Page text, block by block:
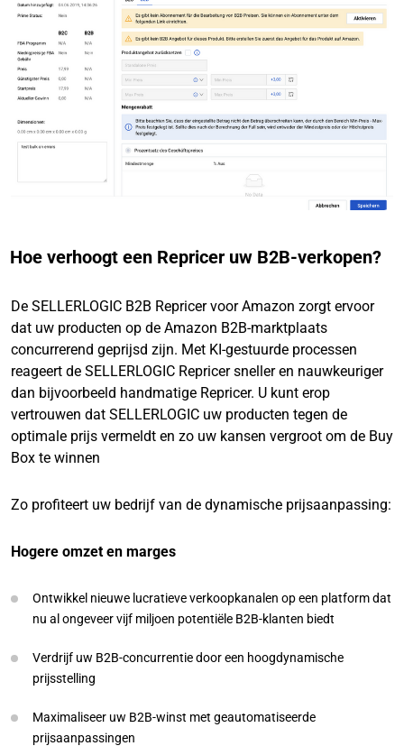
Hoe verhoogt een Repricer uw B2B-verkopen?
De SELLERLOGIC B2B Repricer voor Amazon zorgt ervoor
dat uw producten op de Amazon B2B-marktplaats
concurrerend geprijsd zijn. Met KI-gestuurde processen
reageert de SELLERLOGIC Repricer sneller en nauwkeuriger
dan bijvoorbeeld handmatige Repricer. U kunt erop
vertrouwen dat SELLERLOGIC uw producten tegen de
optimale prijs vermeldt en zo uw kansen vergroot om de Buy
Box te winnen
Zo profiteert uw bedrijf van de dynamische prijsaanpassing:
Hogere omzet en marges
Ontwikkel nieuwe lucratieve verkoopkanalen op een platform dat
nu al ongeveer vijf miljoen potentiële B2B-klanten biedt
Verdrijf uw B2B-concurrentie door een hoogdynamische
prijsstelling
Maximaliseer uw B2B-winst met geautomatiseerde
prijsaanpassingen